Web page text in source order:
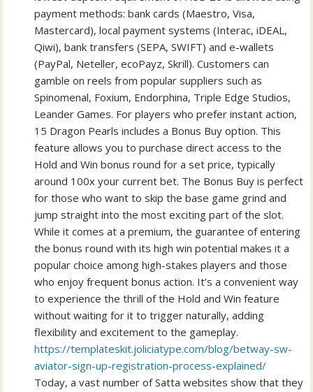
payment methods: bank cards (Maestro, Visa,
Mastercard), local payment systems (Interac, iDEAL,
Qiwi), bank transfers (SEPA, SWIFT) and e-wallets
(PayPal, Neteller, ecoPayz, Skrill). Customers can
gamble on reels from popular suppliers such as
Spinomenal, Foxium, Endorphina, Triple Edge Studios,
Leander Games. For players who prefer instant action,
15 Dragon Pearls includes a Bonus Buy option. This
feature allows you to purchase direct access to the
Hold and Win bonus round for a set price, typically
around 100x your current bet. The Bonus Buy is perfect
for those who want to skip the base game grind and
jump straight into the most exciting part of the slot.
While it comes at a premium, the guarantee of entering
the bonus round with its high win potential makes it a
popular choice among high-stakes players and those
who enjoy frequent bonus action. It’s a convenient way
to experience the thrill of the Hold and Win feature
without waiting for it to trigger naturally, adding
flexibility and excitement to the gameplay.
https://templateskit.joliciatype.com/blog/betway-sw-
aviator-sign-up-registration-process-explained/
Today, a vast number of Satta websites show that they